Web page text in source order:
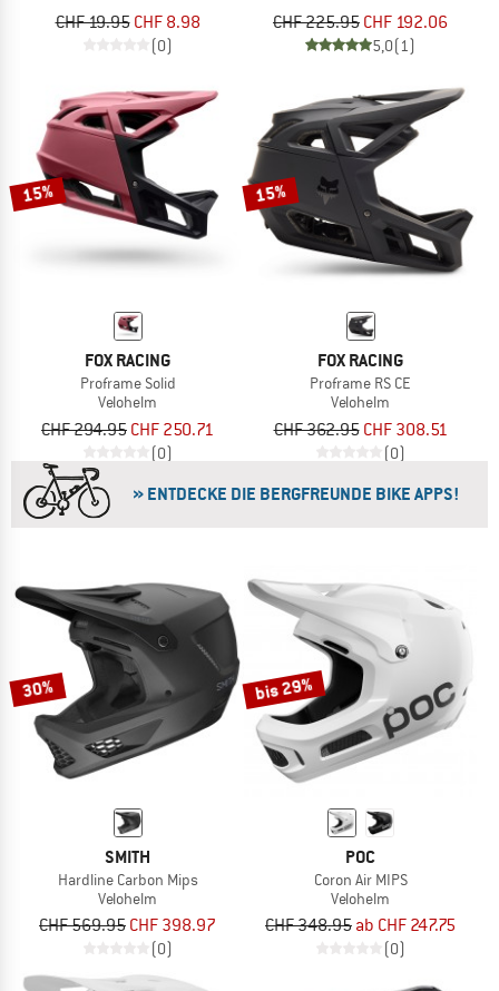
CHF 19.95 CHF 8.98
(0)
CHF 225.95 CHF 192.06
5,0(1)
15%
FOX RACING
Proframe Solid
Velohelm
CHF 294.95 CHF 250.71
(0)
15%
FOX RACING
Proframe RS CE
Velohelm
CHF 362.95 CHF 308.51
(0)
» ENTDECKE DIE BERGFREUNDE BIKE APPS!
30%
SMITH
Hardline Carbon Mips
Velohelm
CHF 569.95 CHF 398.97
(0)
bis 29%
POC
Coron Air MIPS
Velohelm
CHF 348.95 ab CHF 247.75
(0)